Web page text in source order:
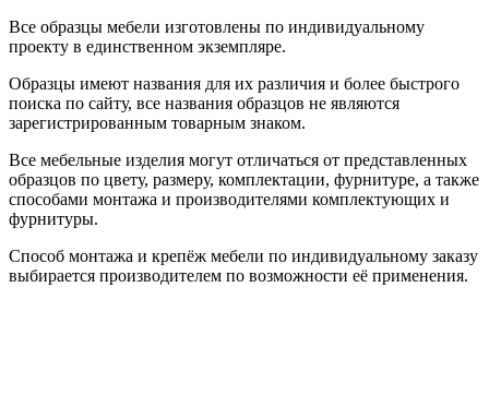
Все образцы мебели изготовлены по индивидуальному
проекту в единственном экземпляре.
Образцы имеют названия для их различия и более быстрого
поиска по сайту, все названия образцов не являются
зарегистрированным товарным знаком.
Все мебельные изделия могут отличаться от представленных
образцов по цвету, размеру, комплектации, фурнитуре, а также
способами монтажа и производителями комплектующих и
фурнитуры.
Способ монтажа и крепёж мебели по индивидуальному заказу
выбирается производителем по возможности её применения.